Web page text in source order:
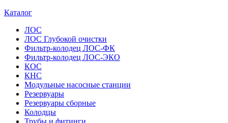
Каталог
ЛОС
ЛОС Глубокой очистки
Фильтр-колодец ЛОС-ФК
Фильтр-колодец ЛОС-ЭКО
КОС
КНС
Модульные насосные станции
Резервуары
Резервуары сборные
Колодцы
Трубы и фитинги